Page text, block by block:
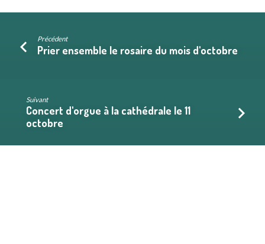
Précédent
Prier ensemble le rosaire du mois d'octobre
Suivant
Concert d'orgue à la cathédrale le 11
octobre